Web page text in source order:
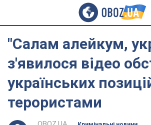
"Салам алейкум,
з'явилося відео
українських
терористами